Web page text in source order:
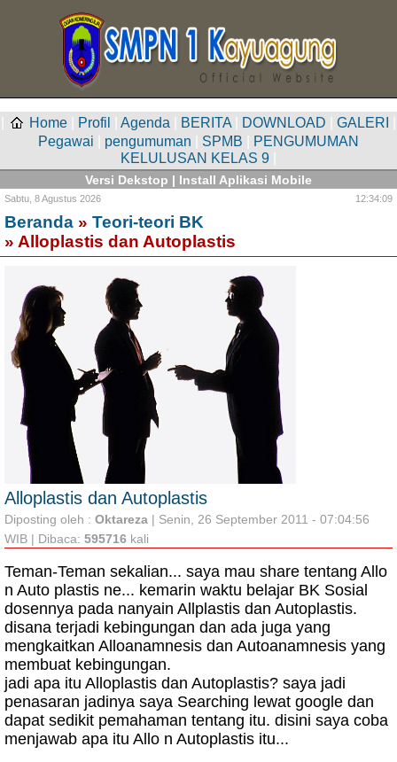
Home Profil Agenda BERITA DOWNLOAD GALERI
Pegawai
pengumuman SPMB
PENGUMUMAN
KELULUSAN KELAS 9
Versi Dekstop | Install Aplikasi Mobile
Sabtu, 8 Agustus 2026 12:34:09
Beranda » Teori-teori BK
» Alloplastis dan Autoplastis
Alloplastis dan Autoplastis
Diposting oleh : Oktareza | Senin, 26 September 2011 - 07:04:56
WIB | Dibaca: 595716 kali
Teman-Teman sekalian... saya mau share tentang Allo
n Auto plastis ne... kemarin waktu belajar BK Sosial
dosennya pada nanyain Allplastis dan Autoplastis.
disana terjadi kebingungan dan ada juga yang
mengkaitkan Alloanamnesis dan Autoanamnesis yang
membuat kebingungan.
jadi apa itu Alloplastis dan Autoplastis? saya jadi
penasaran jadinya saya Searching lewat google dan
dapat sedikit pemahaman tentang itu. disini saya coba
menjawab apa itu Allo n Autoplastis itu...